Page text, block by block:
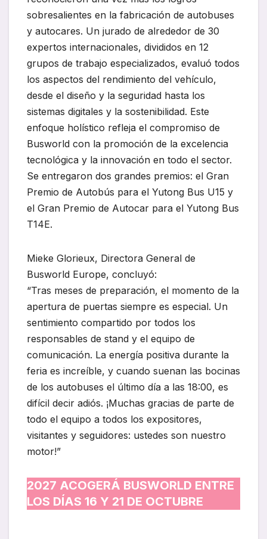
sobresalientes en la fabricación de autobuses
y autocares. Un jurado de alrededor de 30
expertos internacionales, divididos en 12
grupos de trabajo especializados, evaluó todos
los aspectos del rendimiento del vehículo,
desde el diseño y la seguridad hasta los
sistemas digitales y la sostenibilidad. Este
enfoque holístico refleja el compromiso de
Busworld con la promoción de la excelencia
tecnológica y la innovación en todo el sector.
Se entregaron dos grandes premios: el Gran
Premio de Autobús para el Yutong Bus U15 y
el Gran Premio de Autocar para el Yutong Bus
T14E.
Mieke Glorieux, Directora General de
Busworld Europe, concluyó:
“Tras meses de preparación, el momento de la
apertura de puertas siempre es especial. Un
sentimiento compartido por todos los
responsables de stand y el equipo de
comunicación. La energía positiva durante la
feria es increíble, y cuando suenan las bocinas
de los autobuses el último día a las 18:00, es
difícil decir adiós. ¡Muchas gracias de parte de
todo el equipo a todos los expositores,
visitantes y seguidores: ustedes son nuestro
motor!”
2027 ACOGERÁ BUSWORLD ENTRE
LOS DÍAS 16 Y 21 DE OCTUBRE